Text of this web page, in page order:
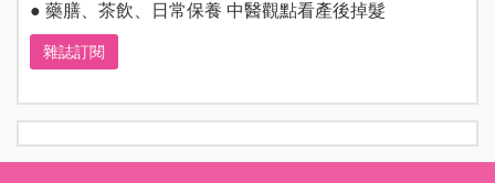
● 藥膳、茶飲、日常保養 中醫觀點看產後掉髮
雜誌訂閱